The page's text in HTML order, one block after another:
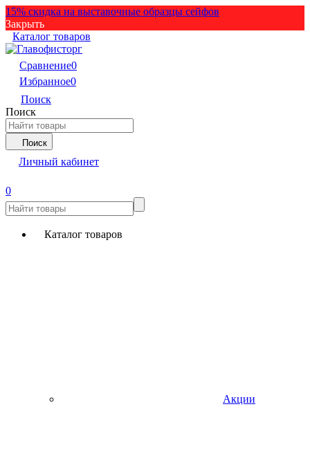
15% скидка на выставочные образцы сейфов
Закрыть
Каталог товаров
Сравнение0
Избранное0
Поиск
Поиск
Поиск
Личный кабинет
0
Каталог товаров
Акции